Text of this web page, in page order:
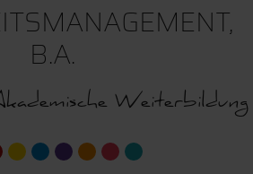
B.A.
Weiterbildung